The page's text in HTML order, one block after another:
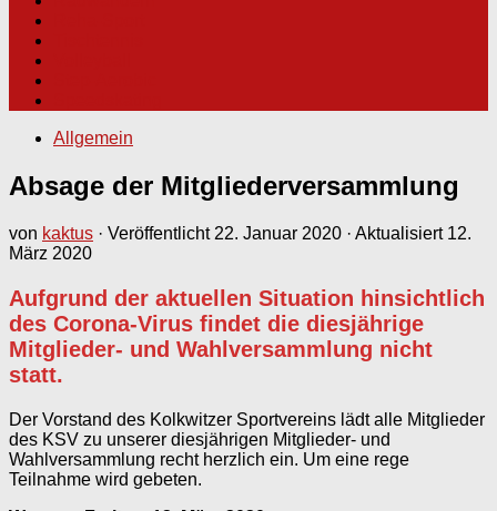
Allgemein
Absage der Mitgliederversammlung
von kaktus · Veröffentlicht 22. Januar 2020 · Aktualisiert 12.
März 2020
Aufgrund der aktuellen Situation hinsichtlich
des Corona-Virus findet die diesjährige
Mitglieder- und Wahlversammlung nicht
statt.
Der Vorstand des Kolkwitzer Sportvereins lädt alle Mitglieder
des KSV zu unserer diesjährigen Mitglieder- und
Wahlversammlung recht herzlich ein. Um eine rege
Teilnahme wird gebeten.